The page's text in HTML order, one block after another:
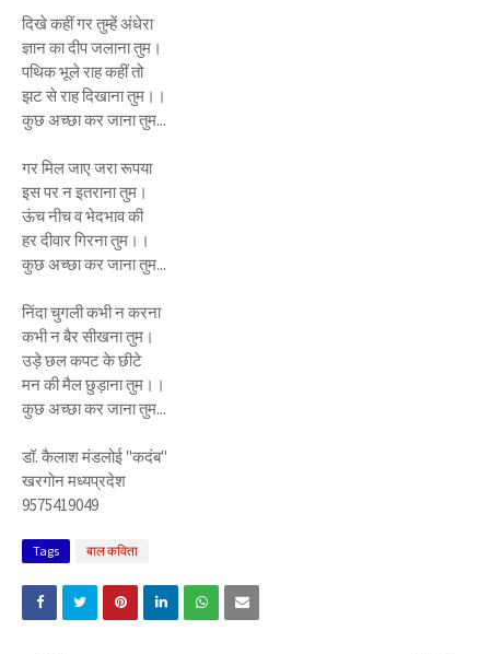
दिखे कहीं गर तुम्हें अंधेरा
ज्ञान का दीप जलाना तुम।
पथिक भूले राह कहीं तो
झट से राह दिखाना तुम।।
कुछ अच्छा कर जाना तुम...
गर मिल जाए जरा रूपया
इस पर न इतराना तुम।
ऊंच नीच व भेदभाव की
हर दीवार गिरना तुम।।
कुछ अच्छा कर जाना तुम...
निंदा चुगली कभी न करना
कभी न बैर सीखना तुम।
उड़े छल कपट के छीटे
मन की मैल छुड़ाना तुम।।
कुछ अच्छा कर जाना तुम...
डॉ. कैलाश मंडलोई "कदंब"
खरगोन मध्यप्रदेश
9575419049
Tags बाल कविता